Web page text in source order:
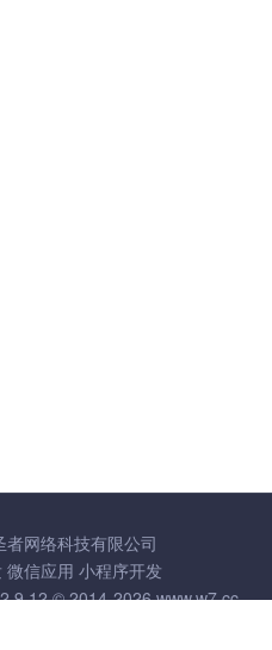
者网络科技有限公司
微信应用 小程序开发
© 2014-2026www.w7.cc